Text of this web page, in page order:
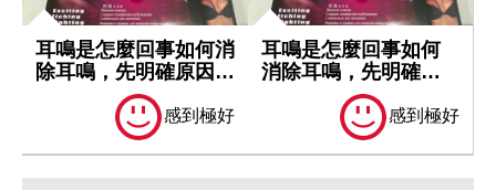
耳鳴是怎麼回事如何消
除耳鳴，先明確原因再
感到極好
耳鳴是怎麼回事如何
消除耳鳴，先明確原
感到極好